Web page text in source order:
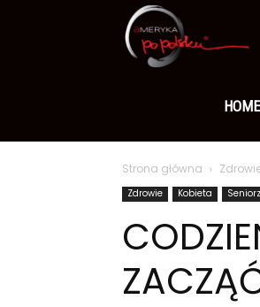
po
HOME
Strona główna
Zdrowie Kobieta